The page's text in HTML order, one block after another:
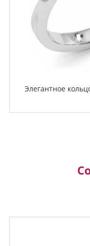
Элегантное